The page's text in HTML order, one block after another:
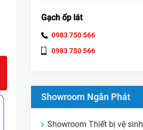
Gạch ốp lát
0983 750 566
0983 750 566
Showroom Ngân Phát
Showroom Thiết bị vệ sinh